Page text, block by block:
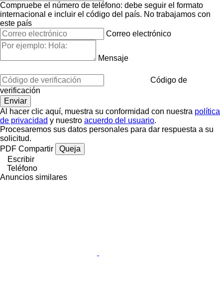
Compruebe el número de teléfono: debe seguir el formato
internacional e incluir el código del país. No trabajamos con
este país
Correo electrónico
Mensaje
Código de
verificación
Al hacer clic aquí, muestra su conformidad con nuestra política
de privacidad y nuestro acuerdo del usuario.
Procesaremos sus datos personales para dar respuesta a su
solicitud.
PDF Compartir
Queja
Escribir
Teléfono
Anuncios similares